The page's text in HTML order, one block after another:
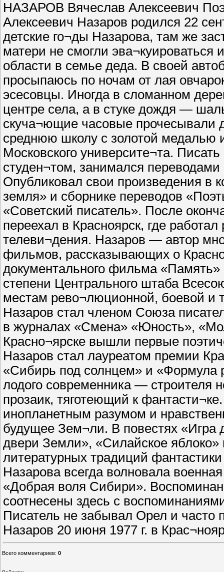
НАЗАРОВ Вячеслав Алексеевич
Алексеевич Назаров родился 22
детские го¬ды Назарова, там же
матери не смогли
области в семье деда. В своей
просыпаюсь по ночам от лая
эсесовцы. Иногда в сломанном
центре села, а в стуке дождя —
скуча¬ющие часовые прочесывали
среднюю школу с золотой медалью
Московского университе¬та.
студен¬том, занимался
Опубликовал свои произведения в
земля» и сборнике переводов
«Советский писатель». После
переехал в Красноярск, где
телеви¬дения. Назаров — автор
фильмов, рассказывающих о
документального фильма
степени Центрального штаба
местам рево¬люционной, боевой и
Назаров стал членом Союза
в журналах «Смена» «Юность»,
Красно¬ярске вышли первые
Назаров стал лауреатом премии
«Сибирь под солнцем» и «Формула
лодого современника — строителя
прозаик, тяготеющий к
инопланетным разумом и
будущее Зем¬ли. В повестях
двери Земли», «Силайское яблоко»
литературных традиций
Назарова всегда волновала
«Добрая воля Сибири».
соотнесены здесь с
Писатель не забывал Орел и часто
Назаров 20 июня 1977 г. в
Всего комментариев: 0